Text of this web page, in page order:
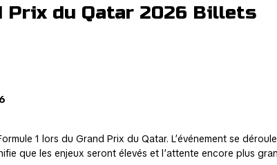
Prix du Qatar 2026 Billets
1 lors du Grand Prix du Qatar. L’événement se
que les enjeux seront élevés et l’attente encore plus